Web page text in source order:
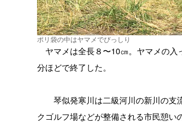
ポリ袋の中はヤマメでびっしり
ヤマメは全長８〜10㎝。ヤマメの入
分ほどで終了した。
琴似発寒川は二級河川の新川の支
クゴルフ場などが整備される市民憩い